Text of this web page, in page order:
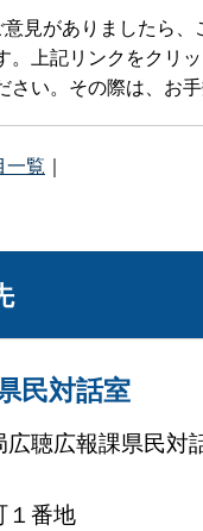
見がありましたら、
。上記リンクをクリ
さい。その際は、お
一覧 ｜
民対話室
聴広報課県民対
町１番地